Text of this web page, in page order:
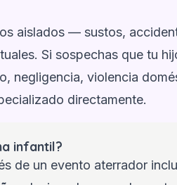
aislados — sustos,
Si sospechas que tu
negligencia, violencia
directamente.
infantil?
de un evento aterrador